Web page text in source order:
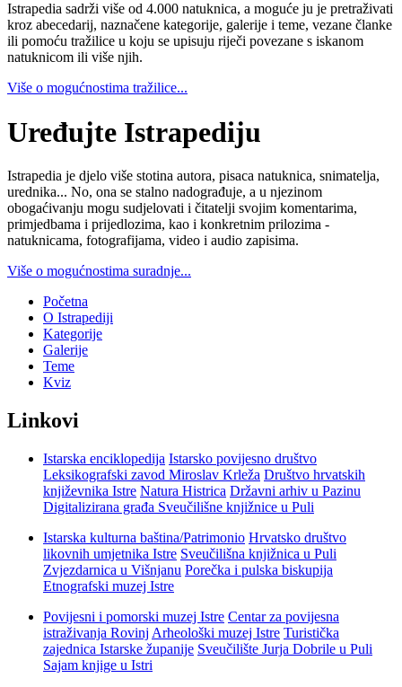
Istrapedia sadrži više od 4.000 natuknica, a moguće ju je pretraživati
kroz abecedarij, naznačene kategorije, galerije i teme, vezane članke
ili pomoću tražilice u koju se upisuju riječi povezane s iskanom
natuknicom ili više njih.
Više o mogućnostima tražilice...
Uređujte Istrapediju
Istrapedia je djelo više stotina autora, pisaca natuknica, snimatelja,
urednika... No, ona se stalno nadograđuje, a u njezinom
obogaćivanju mogu sudjelovati i čitatelji svojim komentarima,
primjedbama i prijedlozima, kao i konkretnim prilozima -
natuknicama, fotografijama, video i audio zapisima.
Više o mogućnostima suradnje...
Početna
O Istrapediji
Kategorije
Galerije
Teme
Kviz
Linkovi
Istarska enciklopedija Istarsko povijesno društvo
Leksikografski zavod Miroslav Krleža Društvo hrvatskih
književnika Istre Natura Histrica Državni arhiv u Pazinu
Digitalizirana građa Sveučilišne knjižnice u Puli
Istarska kulturna baština/Patrimonio Hrvatsko društvo
likovnih umjetnika Istre Sveučilišna knjižnica u Puli
Zvjezdarnica u Višnjanu Porečka i pulska biskupija
Etnografski muzej Istre
Povijesni i pomorski muzej Istre Centar za povijesna
istraživanja Rovinj Arheološki muzej Istre Turistička
zajednica Istarske županije Sveučilište Jurja Dobrile u Puli
Sajam knjige u Istri